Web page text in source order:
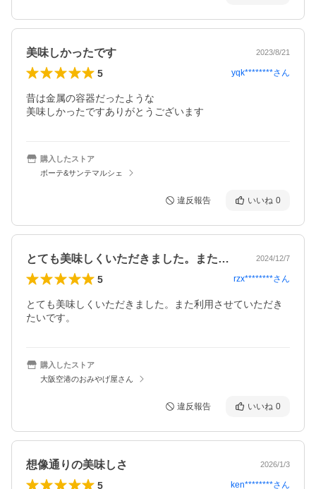
美味しかったです 2023/8/21
5 yqk********さん
昔は金属の容器だったような
美味しかったですありがとうございます
購入したストア
ボーテ&サンテマルシェ
違反報告 いいね 0
とても美味しくいただきました。また利用… 2024/12/7
5 rzx********さん
とても美味しくいただきました。また利用させていただき
たいです。
購入したストア
大阪空港のおみやげ屋さん
違反報告 いいね 0
想像通りの美味しさ 2026/1/3
5 ken********さん